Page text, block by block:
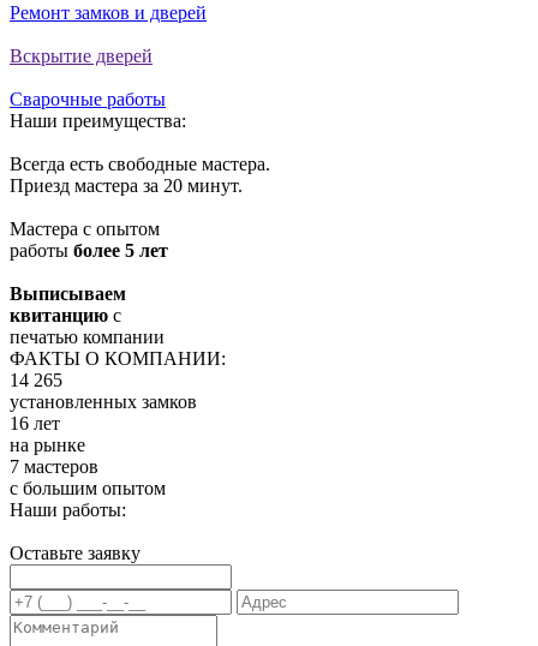
Ремонт замков и дверей
Вскрытие дверей
Сварочные работы
Наши преимущества:
Всегда есть свободные мастера.
Приезд мастера за 20 минут.
Мастера с опытом
работы более 5 лет
Выписываем
квитанцию с
печатью компании
ФАКТЫ О КОМПАНИИ:
14 265
установленных замков
16 лет
на рынке
7 мастеров
с большим опытом
Наши работы:
Оставьте заявку